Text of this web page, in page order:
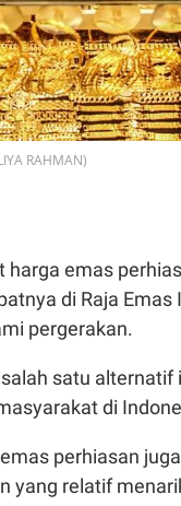
RAHMAN)
harga emas
di Raja Emas
pergerakan.
satu
di
perhiasan
yang relatif